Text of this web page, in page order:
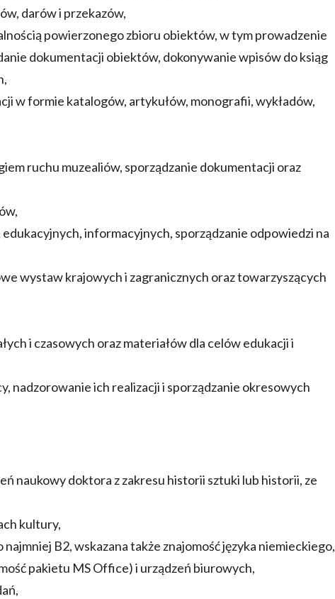
darów i przekazów,
powierzonego zbioru obiektów, w tym prowadzenie
dokumentacji obiektów, dokonywanie wpisów do ksiąg
w formie katalogów, artykułów, monografii, wykładów,
ruchu muzealiów, sporządzanie dokumentacji oraz
informacyjnych, sporządzanie odpowiedzi na
wystaw krajowych i zagranicznych oraz towarzyszących
i czasowych oraz materiałów dla celów edukacji i
nadzorowanie ich realizacji i sporządzanie okresowych
naukowy doktora z zakresu historii sztuki lub historii, ze
kultury,
B2, wskazana także znajomość języka niemieckiego,
pakietu MS Office) i urządzeń biurowych,